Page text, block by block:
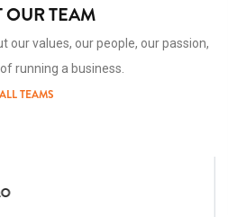
OUR TEAM
our values, our people, our passion,
running a business.
TEAMS